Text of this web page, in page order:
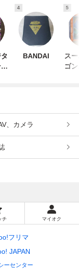
4
BANDAI
5
ス
ゴ
、カメラ
チ マイオク
フリマ
JAPAN
ーセンター